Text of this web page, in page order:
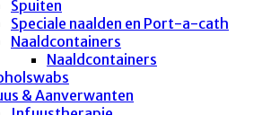
Spuiten
Speciale naalden en Port-a-cath
Naaldcontainers
Naaldcontainers
& Aanverwanten